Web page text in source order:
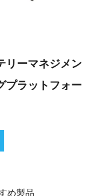
リーマネジメン
プラットフォー
め製品